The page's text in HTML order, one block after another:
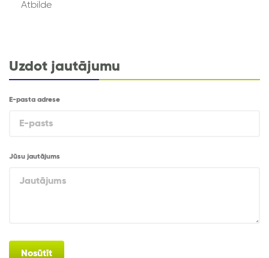
Atbilde
Uzdot jautājumu
E-pasta adrese
Jūsu jautājums
Nosūtīt